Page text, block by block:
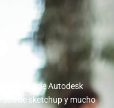
cursos de Autodesk
de sketchup y mucho